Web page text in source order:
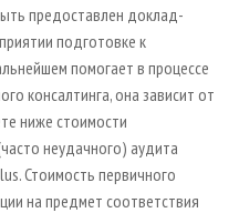
предоставлен доклад­-
подготовке к
помогает в процессе
консалтинга, она зависит от
ниже стоимости
неудачного) аудита
Стоимость первичного
на предмет соответствия